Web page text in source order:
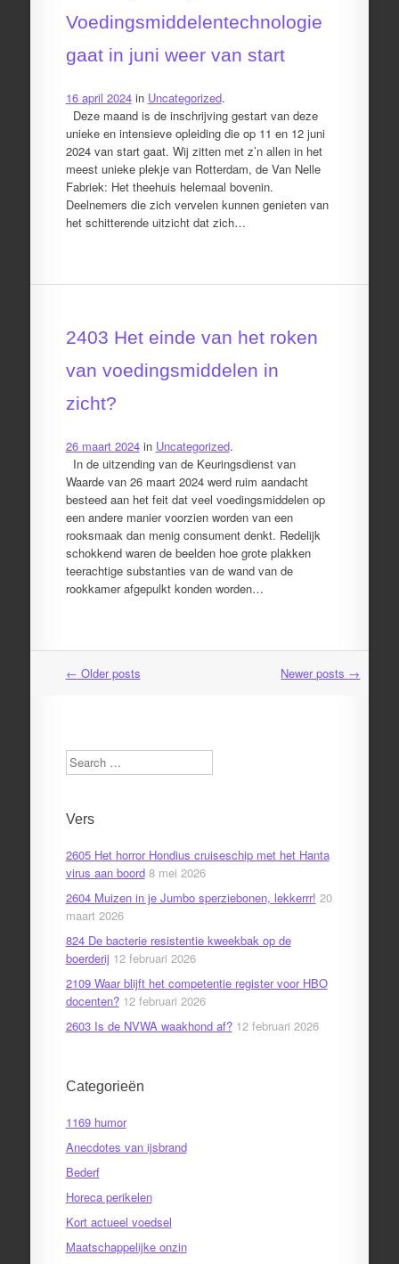
Voedingsmiddelentechnologie
gaat in juni weer van start
16 april 2024in Uncategorized.
Deze maand is de inschrijving gestart van deze
unieke en intensieve opleiding die op 11 en 12 juni
2024 van start gaat. Wij zitten met z’n allen in het
meest unieke plekje van Rotterdam, de Van Nelle
Fabriek: Het theehuis helemaal bovenin.
Deelnemers die zich vervelen kunnen genieten van
het schitterende uitzicht dat zich…
2403 Het einde van het roken
van voedingsmiddelen in
zicht?
26 maart 2024in Uncategorized.
In de uitzending van de Keuringsdienst van
Waarde van 26 maart 2024 werd ruim aandacht
besteed aan het feit dat veel voedingsmiddelen op
een andere manier voorzien worden van een
rooksmaak dan menig consument denkt. Redelijk
schokkend waren de beelden hoe grote plakken
teerachtige substanties van de wand van de
rookkamer afgepulkt konden worden…
Post
← Older posts Newer posts →
Search
Vers
2605 Het horror Hondius cruiseschip met het Hanta
virus aan boord 8 mei 2026
2604 Muizen in je Jumbo sperziebonen, lekkerrr! 20
maart 2026
824 De bacterie resistentie kweekbak op de
boerderij 12 februari 2026
2109 Waar blijft het competentie register voor HBO
docenten? 12 februari 2026
2603 Is de NVWA waakhond af? 12 februari 2026
Categorieën
1169 humor
Anecdotes van ijsbrand
Bederf
Horeca perikelen
Kort actueel voedsel
Maatschappelijke onzin